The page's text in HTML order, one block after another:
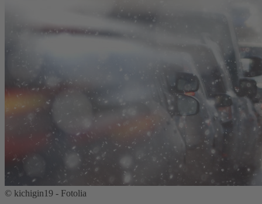
© kichigin19 - Fotolia